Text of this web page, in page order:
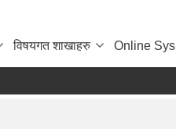
विषयगत शाखाहरु Online Sys